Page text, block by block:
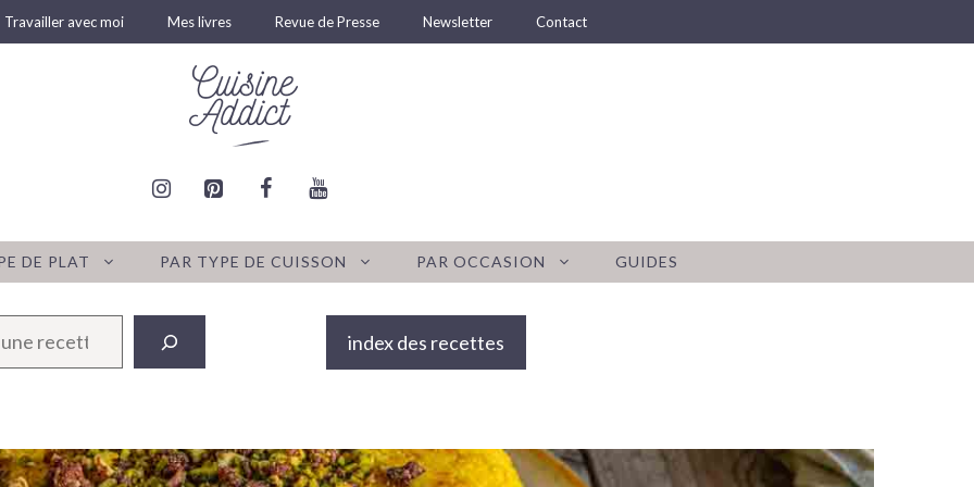
Travailler avec moi Mes livres Revue de Presse Newsletter Contact
DE PLAT PAR TYPE DE CUISSON PAR OCCASION GUIDES
index des recettes